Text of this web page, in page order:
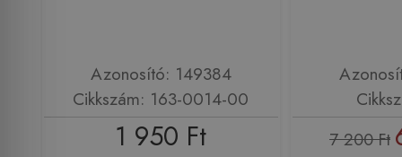
Azonosító: 149384
Cikkszám: 163-0014-00
1 950 Ft 7 200 Ft